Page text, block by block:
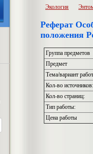
Экология
Реферат
положения
Группа предметов
Предмет
Тема/вариант
Кол-во источников:
Кол-во страниц:
Тип работы:
Цена работы